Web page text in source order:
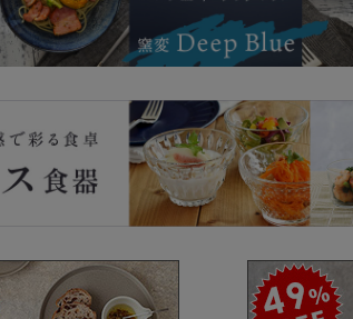
- スープカップ
- 湯呑み
- 急須・ポット
形状で探す
- 角
- 仕切り
得なセット